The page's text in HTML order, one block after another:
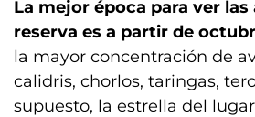
La mejor época para ver las
reserva es a partir de
la mayor concentración de
calidris, chorlos, taringas,
supuesto, la estrella del